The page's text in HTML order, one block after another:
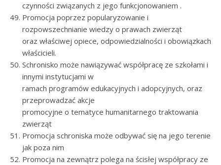
czynności związanych z jego funkcjonowaniem .
Promocja poprzez popularyzowanie i
rozpowszechnianie wiedzy o prawach zwierząt
oraz właściwej opiece, odpowiedzialności i obowiązkach
właścicieli.
Schronisko może nawiązywać współpracę ze szkołami i
innymi instytucjami w
ramach programów edukacyjnych i adopcyjnych, oraz
przeprowadzać akcje
promocyjne o tematyce humanitarnego traktowania
zwierząt
Promocja schroniska może odbywać się na jego terenie
jak poza nim
Promocja na zewnątrz polega na ścisłej współpracy ze